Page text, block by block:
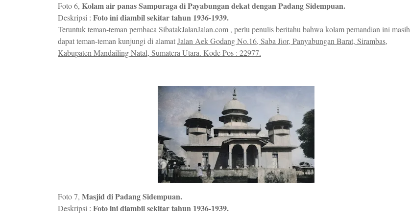
Foto 6, Kolam air panas Sampuraga di Payabungan dekat dengan Padang Sidempuan.
Deskripsi : Foto ini diambil sekitar tahun 1936-1939.
Teruntuk teman-teman pembaca SibatakJalanJalan.com , perlu penulis beritahu bahwa kolam pemandian ini masih
dapat teman-teman kunjungi di alamatJalan Aek Godang No.16, Saba Jior, Panyabungan Barat, Sirambas,
Kabupaten Mandailing Natal, Sumatera Utara. Kode Pos : 22977.
Foto 7, Masjid di Padang Sidempuan.
Deskripsi : Foto ini diambil sekitar tahun 1936-1939.